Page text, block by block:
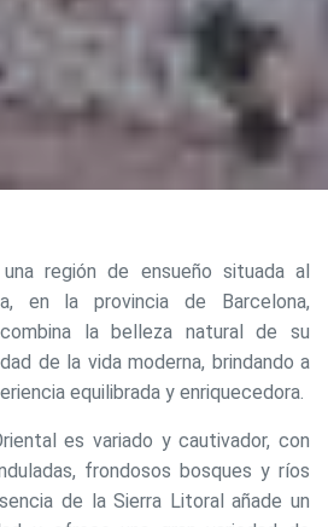
región de ensueño situada al
en la provincia de Barcelona,
la belleza natural de su
de la vida moderna, brindando a
equilibrada y enriquecedora.
es variado y cautivador, con
frondosos bosques y ríos
de la Sierra Litoral añade un